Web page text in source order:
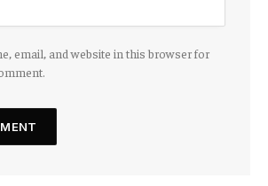
email, and website in this browser for